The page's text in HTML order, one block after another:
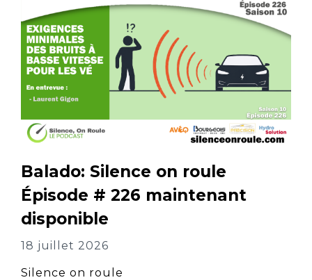
Balado: Silence on roule
Épisode # 226 maintenant
disponible
18 juillet 2026
Silence on roule